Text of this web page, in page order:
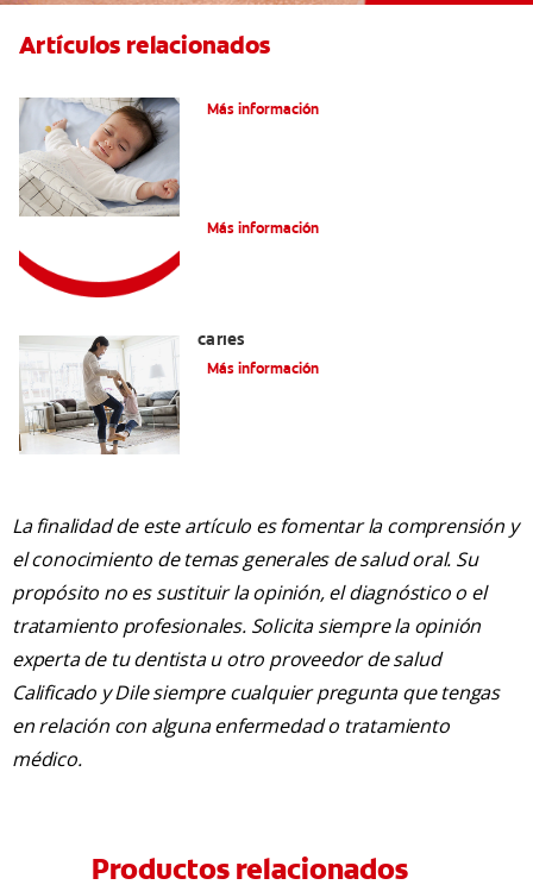
Artículos relacionados
Más información
Más información
caries
Más información
La finalidad de este artículo es fomentar la comprensión y
el conocimiento de temas generales de salud oral. Su
propósito no es sustituir la opinión, el diagnóstico o el
tratamiento profesionales. Solicita siempre la opinión
experta de tu dentista u otro proveedor de salud
Calificado y Dile siempre cualquier pregunta que tengas
en relación con alguna enfermedad o tratamiento
médico.
Productos relacionados